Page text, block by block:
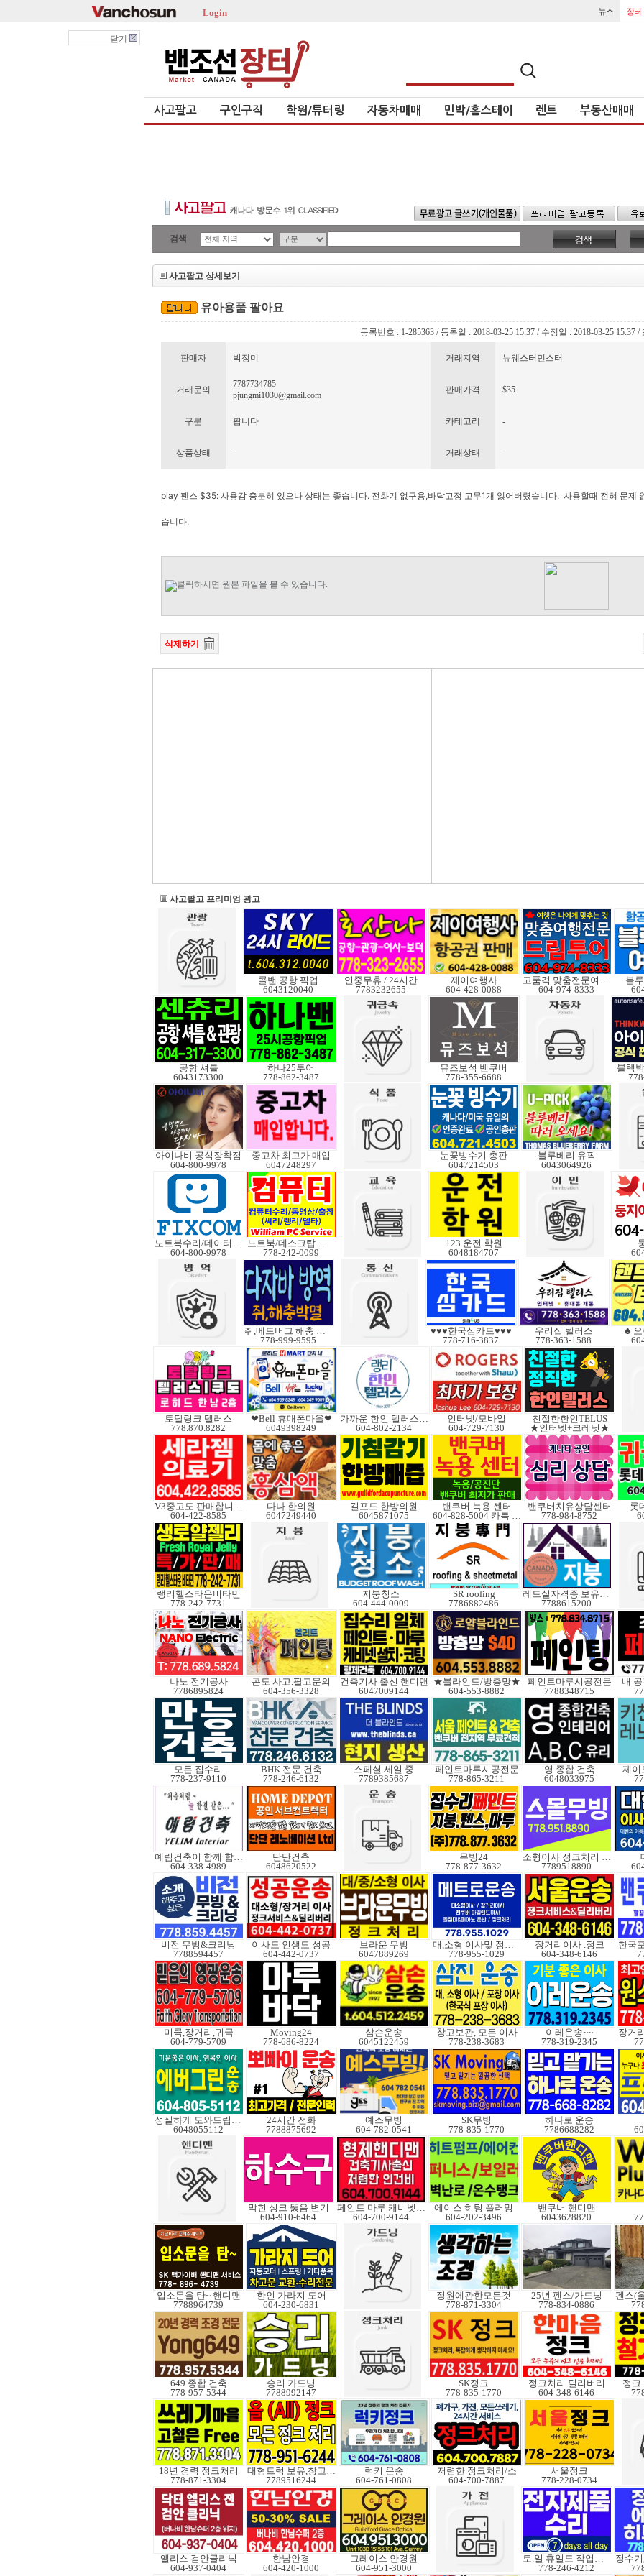
Login
닫기
사고팔고 구인구직 학원/튜터링 자동차매매 민박/홈스테이 렌트 부동산매매
검색 |
사고팔고 상세보기
유아용품 팔아요
등록번호 : 1-285363 / 등록일 : 2018-03-25 15:37 / 수정일 : 2018-03-25 15:37
판매자 박정미 거래지역 뉴웨스터민스터
거래문의
7787734785
pjungmi1030@gmail.com
판매가격 $35
구분 팝니다 카테고리 -
상품상태 - 거래상태 -
play 펜스 $35: 사용감 충분히 있으나 상태는 좋습니다. 전화기 없구용,바닥고정 고무1개 잃어버렸습니다. 사용할때 전혀 문제
습니다.
삭제하기
사고팔고 프리미엄 광고
콜밴 공항 픽업
6043120040
연중무휴 / 24시간
7783232655
제이여행사
604-428-0088
고품격 맞춤전문여행사
604-974-8333
블
공항 셔틀
6043173300
하나25투어
778-862-3487
뮤즈보석 벤쿠버
778-355-6688
블랙
아이나비 공식장착점
604-800-9978
중고차 최고가 매입
6047248297
눈꽃빙수기 총판
6047214503
블루베리 유픽
6043064926
노트북수리/데이터복구
604-800-9978
노트북/데스크탑 수리
778-242-0099
123 운전 학원
6048184707
쥐,베드버그 해충 박멸
778-999-9595
♥♥♥한국심카드♥♥♥
778-716-3837
우리집 텔러스
778-363-1588
♣
토탈링크 텔러스
778.870.8282
❤Bell 휴대폰마을❤
6049398249
가까운 한인 텔러스쿠도
604-802-2134
인터넷/모바일
604-729-7130
친절한한인TELUS
★인터넷+크레딧★
V3중고도 판매합니다.
604-422-8585
다나 한의원
6047249440
길포드 한방의원
6045871075
밴쿠버 녹용 센터
604-828-5004 카톡 Elkcanada
밴쿠버치유상담센터
778-984-8752
롯
랭리헬스타운비타민
778-242-7731
지붕청소
604-444-0009
SR roofing
7786882486
레드실자격증 보유업체
7788615200
나노 전기공사
7786895824
콘도 사고.팔고문의
604-356-3328
건축기사 출신 핸디맨
6047009144
★블라인드/방충망★
604-553-8882
페인트마루시공전문
7788348715
내
모든 집수리
778-237-9110
BHK 전문 건축
778-246-6132
스페셜 세일 중
7789385687
페인트마루시공전문
778-865-3211
영 종합 건축
6048033975
제이
예림건축이 함께 합니다
604-338-4989
단단건축
6048620522
무빙24
778-877-3632
소형이사 정크처리 무빙
7789518890
비전 무빙&크리닝
7788594457
이사도 인생도 성공
604-442-0737
브라운 무빙
6047889269
대,소형 이사및 정크처
778-955-1029
장거리이사 .정크
604-348-6146
미쿡,장거리,귀국
604-779-5709
Moving24
778-686-8224
삼손운송
6045122459
창고보관, 모든 이사
778-238-3683
이레운송~~
778-319-2345
성실하게 도와드립니다
6048055112
24시간 전화
7788875692
예스무빙
604-782-0541
SK무빙
778-835-1770
하나로 운송
7786688282
막힌 싱크 뚫음 변기
604-910-6464
페인트 마루 캐비넷코팅
604-700-9144
에이스 히팅 플러밍
604-202-3496
밴쿠버 핸디맨
6043628820
입소문을 탄~ 핸디맨
7788964739
한인 가라지 도어
604-230-6831
정원에관한모든것
778-871-3304
25년 펜스/가드닝
778-834-0886
649 종합 건축
778-957-5344
승리 가드닝
7788992147
SK정크
778-835-1770
정크처리 딜리버리
604-348-6146
정크
18년 경력 정크처리
778-871-3304
대형트럭 보유,창고보관
7789516244
럭키 운송
604-761-0808
저렴한 정크처리/소
604-700-7887
서울정크
778-228-0734
엘리스 검안클리닉
604-937-0404
한남안경
604-420-1000
그레이스 안경원
604-951-3000
토.일 휴일도 작업가능
778-246-4212